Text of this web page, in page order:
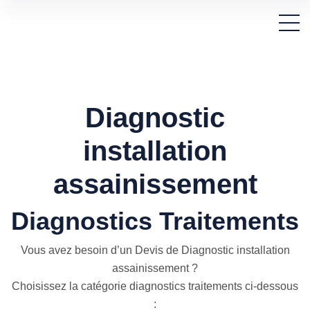
Diagnostic
installation
assainissement
Diagnostics Traitements
Vous avez besoin d’un Devis de Diagnostic installation
assainissement ?
Choisissez la catégorie diagnostics traitements ci-dessous
: